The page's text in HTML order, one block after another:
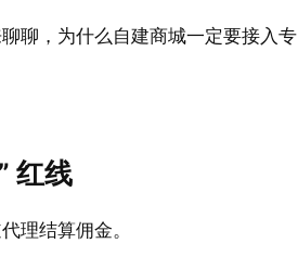
聊，为什么自建商城一定要接入专
红线
理结算佣金。